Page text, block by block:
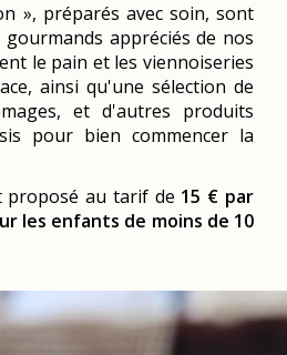
», préparés avec soin, sont
appréciés de nos
le pain et les viennoiseries
ainsi qu'une sélection de
et d'autres produits
pour bien commencer la
proposé au tarif de 15 € par
les enfants de moins de 10